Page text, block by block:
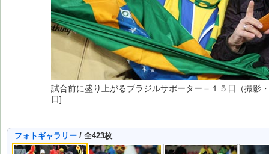
試合前に盛り上がるブラジルサポーター＝１５日（撮影
日]
フォトギャラリー / 全423枚